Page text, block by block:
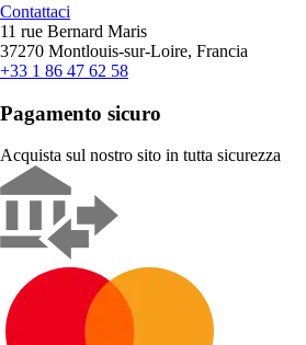
Contattaci
11 rue Bernard Maris
37270 Montlouis-sur-Loire, Francia
+33 1 86 47 62 58
Pagamento sicuro
Acquista sul nostro sito in tutta sicurezza